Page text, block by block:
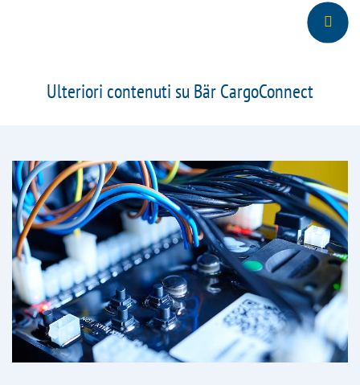
Ulteriori contenuti su Bär CargoConnect